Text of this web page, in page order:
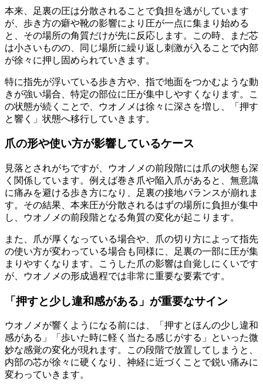
本来、足裏の圧は分散されることで負担を逃がしています
が、歩き方の癖や靴の影響により圧が一点に集まり始める
と、その場所の角質だけが先に反応します。この時、まだ芯
は小さいものの、同じ場所に繰り返し刺激が入ることで内部
が徐々に押し固められていきます。
特に指先が浮いている歩き方や、指で地面をつかむような動
きが強い場合、特定の部位に圧が集中しやすくなります。こ
の状態が続くことで、ウオノメは徐々に深さを増し、「押す
と響く」状態へ移行していきます。
爪の形や使い方が影響しているケース
見落とされがちですが、ウオノメの前段階には爪の状態も深
く関係しています。例えば巻き爪や陥入爪があると、無意識
に痛みを避ける歩き方になり、足裏の接地バランスが崩れま
す。その結果、本来圧が分散されるはずの場所に負担が集中
し、ウオノメの前段階となる角質の変化が起こります。
また、爪が厚くなっている場合や、爪の切り方によって指先
の使い方が変わっている場合も同様に、足裏の一部に圧が集
まりやすくなります。こうした爪の影響は自覚しにくいです
が、ウオノメの形成過程では非常に重要な要素です。
「押すと少し違和感がある」が重要なサイン
ウオノメが響くようになる前には、「押すとほんの少し違和
感がある」「歩いた時に軽く当たる感じがする」といった微
妙な感覚の変化が現れます。この段階で放置してしまうと、
内部の芯が徐々に硬くなり、神経に近づくことで鋭い痛みに
変わっていきます。